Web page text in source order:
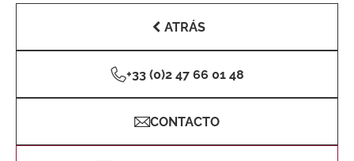
ATRÁS
+33 (0)2 47 66 01 48
CONTACTO